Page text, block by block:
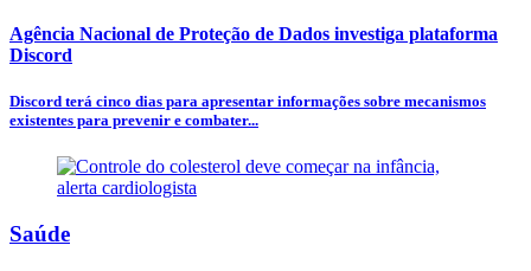
Agência Nacional de Proteção de Dados investiga plataforma
Discord
Discord terá cinco dias para apresentar informações sobre mecanismos
existentes para prevenir e combater...
Saúde